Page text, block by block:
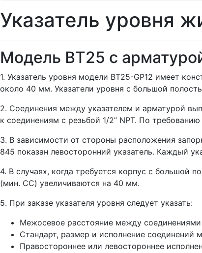
Указатель уровня
Модель BT25 с
1. Указатель уровня модели BT25-GP12 имеет
около 40 мм. Указатели уровня с большой
2. Соединения между указателем и арматурой
к соединениям с резьбой 1/2” NPT. По
3. В зависимости от стороны расположения
845 показан левосторонний указатель. Каждый
4. В случаях, когда требуется корпус с
(мин. CC) увеличиваются на 40 мм.
5. При заказе указателя уровня следует указать:
Межосевое расстояние между
Стандарт, размер и исполнение соединений
Правостороннее или левостороннее